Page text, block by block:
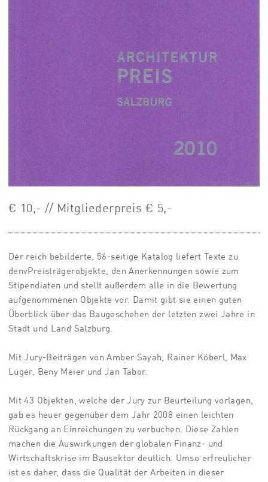
€ 10,- // Mitgliederpreis € 5,-
Der reich bebilderte, 56-seitige Katalog liefert Texte zu
denvPreisträgerobjekte, den Anerkennungen sowie zum
Stipendiaten und stellt außerdem alle in die Bewertung
aufgenommenen Objekte vor. Damit gibt sie einen guten
Überblick über das Baugeschehen der letzten zwei Jahre in
Stadt und Land Salzburg.
Mit Jury-Beiträgen von Amber Sayah, Rainer Köberl, Max
Luger, Beny Meier und Jan Tabor.
Mit 43 Objekten, welche der Jury zur Beurteilung vorlagen,
gab es heuer gegenüber dem Jahr 2008 einen leichten
Rückgang an Einreichungen zu verbuchen. Diese Zahlen
machen die Auswirkungen der globalen Finanz- und
Wirtschaftskrise im Bausektor deutlich. Umso erfreulicher
ist es daher, dass die Qualität der Arbeiten in dieser